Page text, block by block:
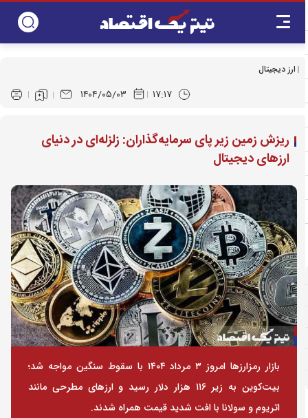
ارز دیجیتال
۱۴۰۴/۰۵/۰۳ ۱۷:۱۷
ریزش زمین زیر پای سرمایه‌گذاران: زلزله‌ای در دنیای
ارزهای دیجیتال
بازار رمزارزها امروز ۳ مرداد ۱۴۰۴ با سقوط سنگین مواجه شد؛
بیت‌کوین به زیر ۱۱۶ هزار دلار رسید و ارزهای مطرحی مانند
اتریوم و سولانا با افت شدید قیمت همراه شدند.